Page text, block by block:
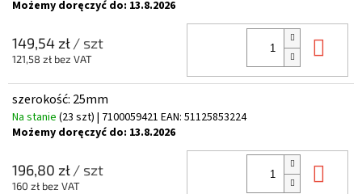
Możemy doręczyć do: 13.8.2026
149,54 zł/ szt
121,58 zł bez VAT
szerokość: 25mm
Na stanie (23 szt) | 7100059421 EAN: 51125853224
Możemy doręczyć do: 13.8.2026
196,80 zł/ szt
160 zł bez VAT